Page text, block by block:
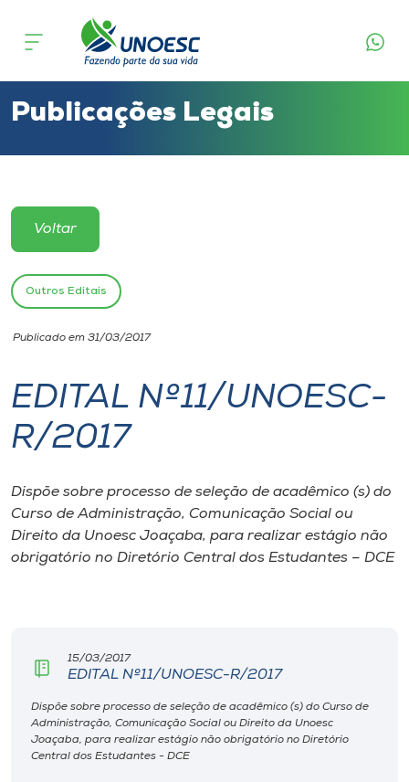
Cursos
Atendimento ao Estudante
Portal de Ensino
Unoesc
Internacionalização
I.nova
Diplomados
Cultura
Biblioteca
Editora
Publicações Legais
Voltar
Outros Editais
Publicado em 31/03/2017
EDITAL Nº11/UNOESC-
R/2017
Dispõe sobre processo de seleção de acadêmico (s) do
Curso de Administração, Comunicação Social ou
Direito da Unoesc Joaçaba, para realizar estágio não
obrigatório no Diretório Central dos Estudantes – DCE
15/03/2017
EDITAL Nº11/UNOESC-R/2017
Dispõe sobre processo de seleção de acadêmico (s) do Curso de
Administração, Comunicação Social ou Direito da Unoesc
Joaçaba, para realizar estágio não obrigatório no Diretório
Central dos Estudantes - DCE